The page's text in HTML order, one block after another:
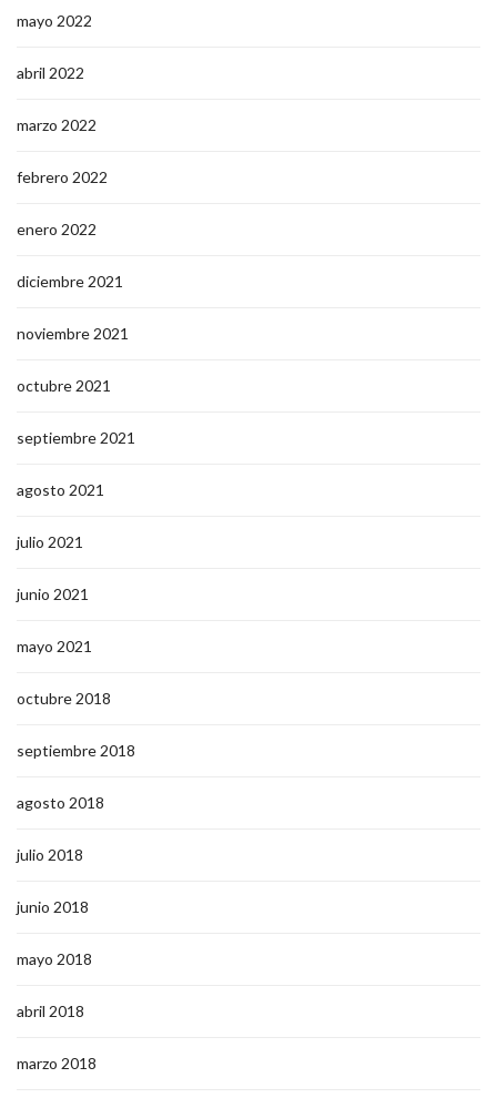
mayo 2022
abril 2022
marzo 2022
febrero 2022
enero 2022
diciembre 2021
noviembre 2021
octubre 2021
septiembre 2021
agosto 2021
julio 2021
junio 2021
mayo 2021
octubre 2018
septiembre 2018
agosto 2018
julio 2018
junio 2018
mayo 2018
abril 2018
marzo 2018